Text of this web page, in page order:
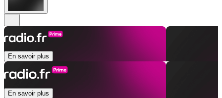
En savoir plus
En savoir plus